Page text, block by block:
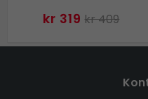
kr 319 kr 409